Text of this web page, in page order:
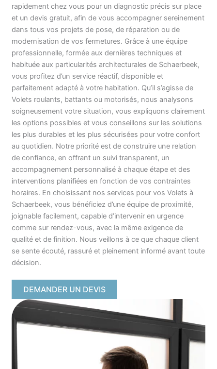
rapidement chez vous pour un diagnostic précis sur place
et un devis gratuit, afin de vous accompagner sereinement
dans tous vos projets de pose, de réparation ou de
modernisation de vos fermetures. Grâce à une équipe
professionnelle, formée aux dernières techniques et
habituée aux particularités architecturales de Schaerbeek,
vous profitez d’un service réactif, disponible et
parfaitement adapté à votre habitation. Qu’il s’agisse de
Volets roulants, battants ou motorisés, nous analysons
soigneusement votre situation, vous expliquons clairement
les options possibles et vous conseillons sur les solutions
les plus durables et les plus sécurisées pour votre confort
au quotidien. Notre priorité est de construire une relation
de confiance, en offrant un suivi transparent, un
accompagnement personnalisé à chaque étape et des
interventions planifiées en fonction de vos contraintes
horaires. En choisissant nos services pour vos Volets à
Schaerbeek, vous bénéficiez d’une équipe de proximité,
joignable facilement, capable d’intervenir en urgence
comme sur rendez-vous, avec la même exigence de
qualité et de finition. Nous veillons à ce que chaque client
se sente écouté, rassuré et pleinement informé avant toute
décision.
DEMANDER UN DEVIS